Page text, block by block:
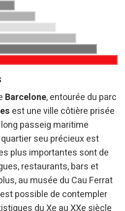
Barcelone, entourée du parc
est une ville côtière prisée
passeig maritime
seu précieux est
plus importantes sont de
restaurants, bars et
au musée du Cau Ferrat
possible de contempler
du Xe au XXe siècle
cookies pour collecter des
nos services. Si vous
acceptez leur installation.
de configurer son navigateur,
leur installation sur son
garder à l'esprit qu'une telle
de navigation sur le
du comportement des
informations collectées via ce
pour mesurer l'activité du
profils de navigation des
des améliorations basées sur
effectuée par les
nous permettent de
de préférence de l'utilisateur
nos services et offrir une
aux produits recommandés.